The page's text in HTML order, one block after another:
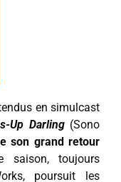
en simulcast
Up Darling(Sono
son grand retour
saison, toujours
poursuit les